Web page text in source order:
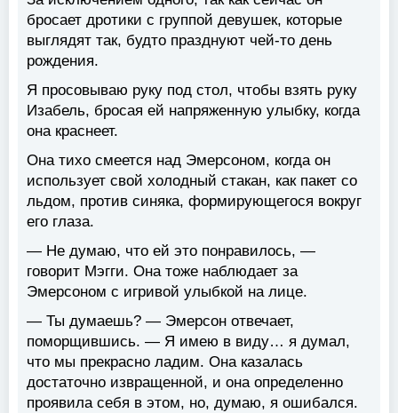
бросает дротики с группой девушек, которые
выглядят так, будто празднуют чей-то день
рождения.
Я просовываю руку под стол, чтобы взять руку
Изабель, бросая ей напряженную улыбку, когда
она краснеет.
Она тихо смеется над Эмерсоном, когда он
использует свой холодный стакан, как пакет со
льдом, против синяка, формирующегося вокруг
его глаза.
— Не думаю, что ей это понравилось, —
говорит Мэгги. Она тоже наблюдает за
Эмерсоном с игривой улыбкой на лице.
— Ты думаешь? — Эмерсон отвечает,
поморщившись. — Я имею в виду… я думал,
что мы прекрасно ладим. Она казалась
достаточно извращенной, и она определенно
проявила себя в этом, но, думаю, я ошибался.